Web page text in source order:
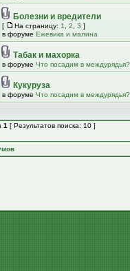
Болезни и вредители
[ На страницу: 1 2 3 ]
в форуме Ежевика и малина
Табак и махорка
в форуме Что посадим в междурядья?
Кукуруза
в форуме Что посадим в междурядья?
1 [ Результатов поиска: 10 ]